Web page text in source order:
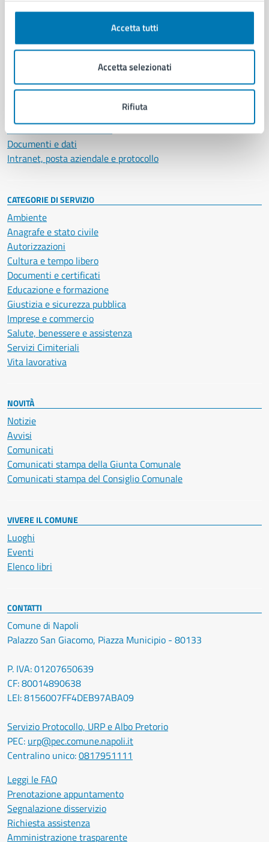
Accetta tutti
Accetta selezionati
Rifiuta
Aree amministrative
Uffici
Personale amministrativo
Documenti e dati
Intranet, posta aziendale e protocollo
CATEGORIE DI SERVIZIO
Ambiente
Anagrafe e stato civile
Autorizzazioni
Cultura e tempo libero
Documenti e certificati
Educazione e formazione
Giustizia e sicurezza pubblica
Imprese e commercio
Salute, benessere e assistenza
Servizi Cimiteriali
Vita lavorativa
NOVITÀ
Notizie
Avvisi
Comunicati
Comunicati stampa della Giunta Comunale
Comunicati stampa del Consiglio Comunale
VIVERE IL COMUNE
Luoghi
Eventi
Elenco libri
CONTATTI
Comune di Napoli
Palazzo San Giacomo, Piazza Municipio - 80133
P. IVA: 01207650639
CF: 80014890638
LEI: 8156007FF4DEB97ABA09
Servizio Protocollo, URP e Albo Pretorio
PEC: urp@pec.comune.napoli.it
Centralino unico:0817951111
Leggi le FAQ
Prenotazione appuntamento
Segnalazione disservizio
Richiesta assistenza
Amministrazione trasparente